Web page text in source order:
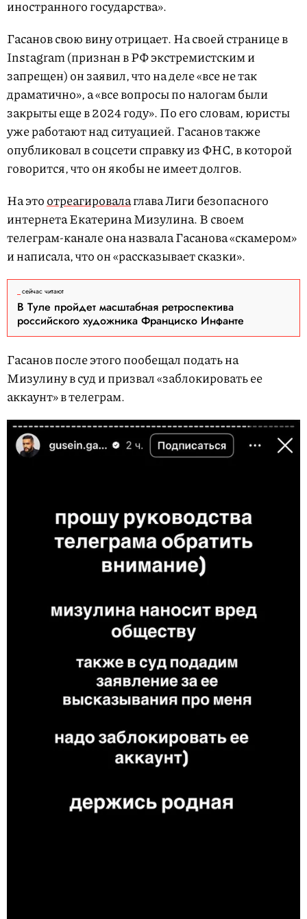
иностранного государства».
Гасанов свою вину отрицает. На своей странице в
Instagram (признан в РФ экстремистским и
запрещен) он заявил, что на деле «все не так
драматично», а «все вопросы по налогам были
закрыты еще в 2024 году». По его словам, юристы
уже работают над ситуацией. Гасанов также
опубликовал в соцсети справку из ФНС, в которой
говорится, что он якобы не имеет долгов.
На этоотреагировалаглава Лиги безопасного
интернета Екатерина Мизулина. В своем
телеграм-канале она назвала Гасанова «скамером»
и написала, что он «рассказывает сказки».
сейчас читают
В Туле пройдет масштабная ретроспектива
российского художника Франциско Инфанте
Гасанов после этого пообещал подать на
Мизулину в суд и призвал «заблокировать ее
аккаунт» в телеграм.